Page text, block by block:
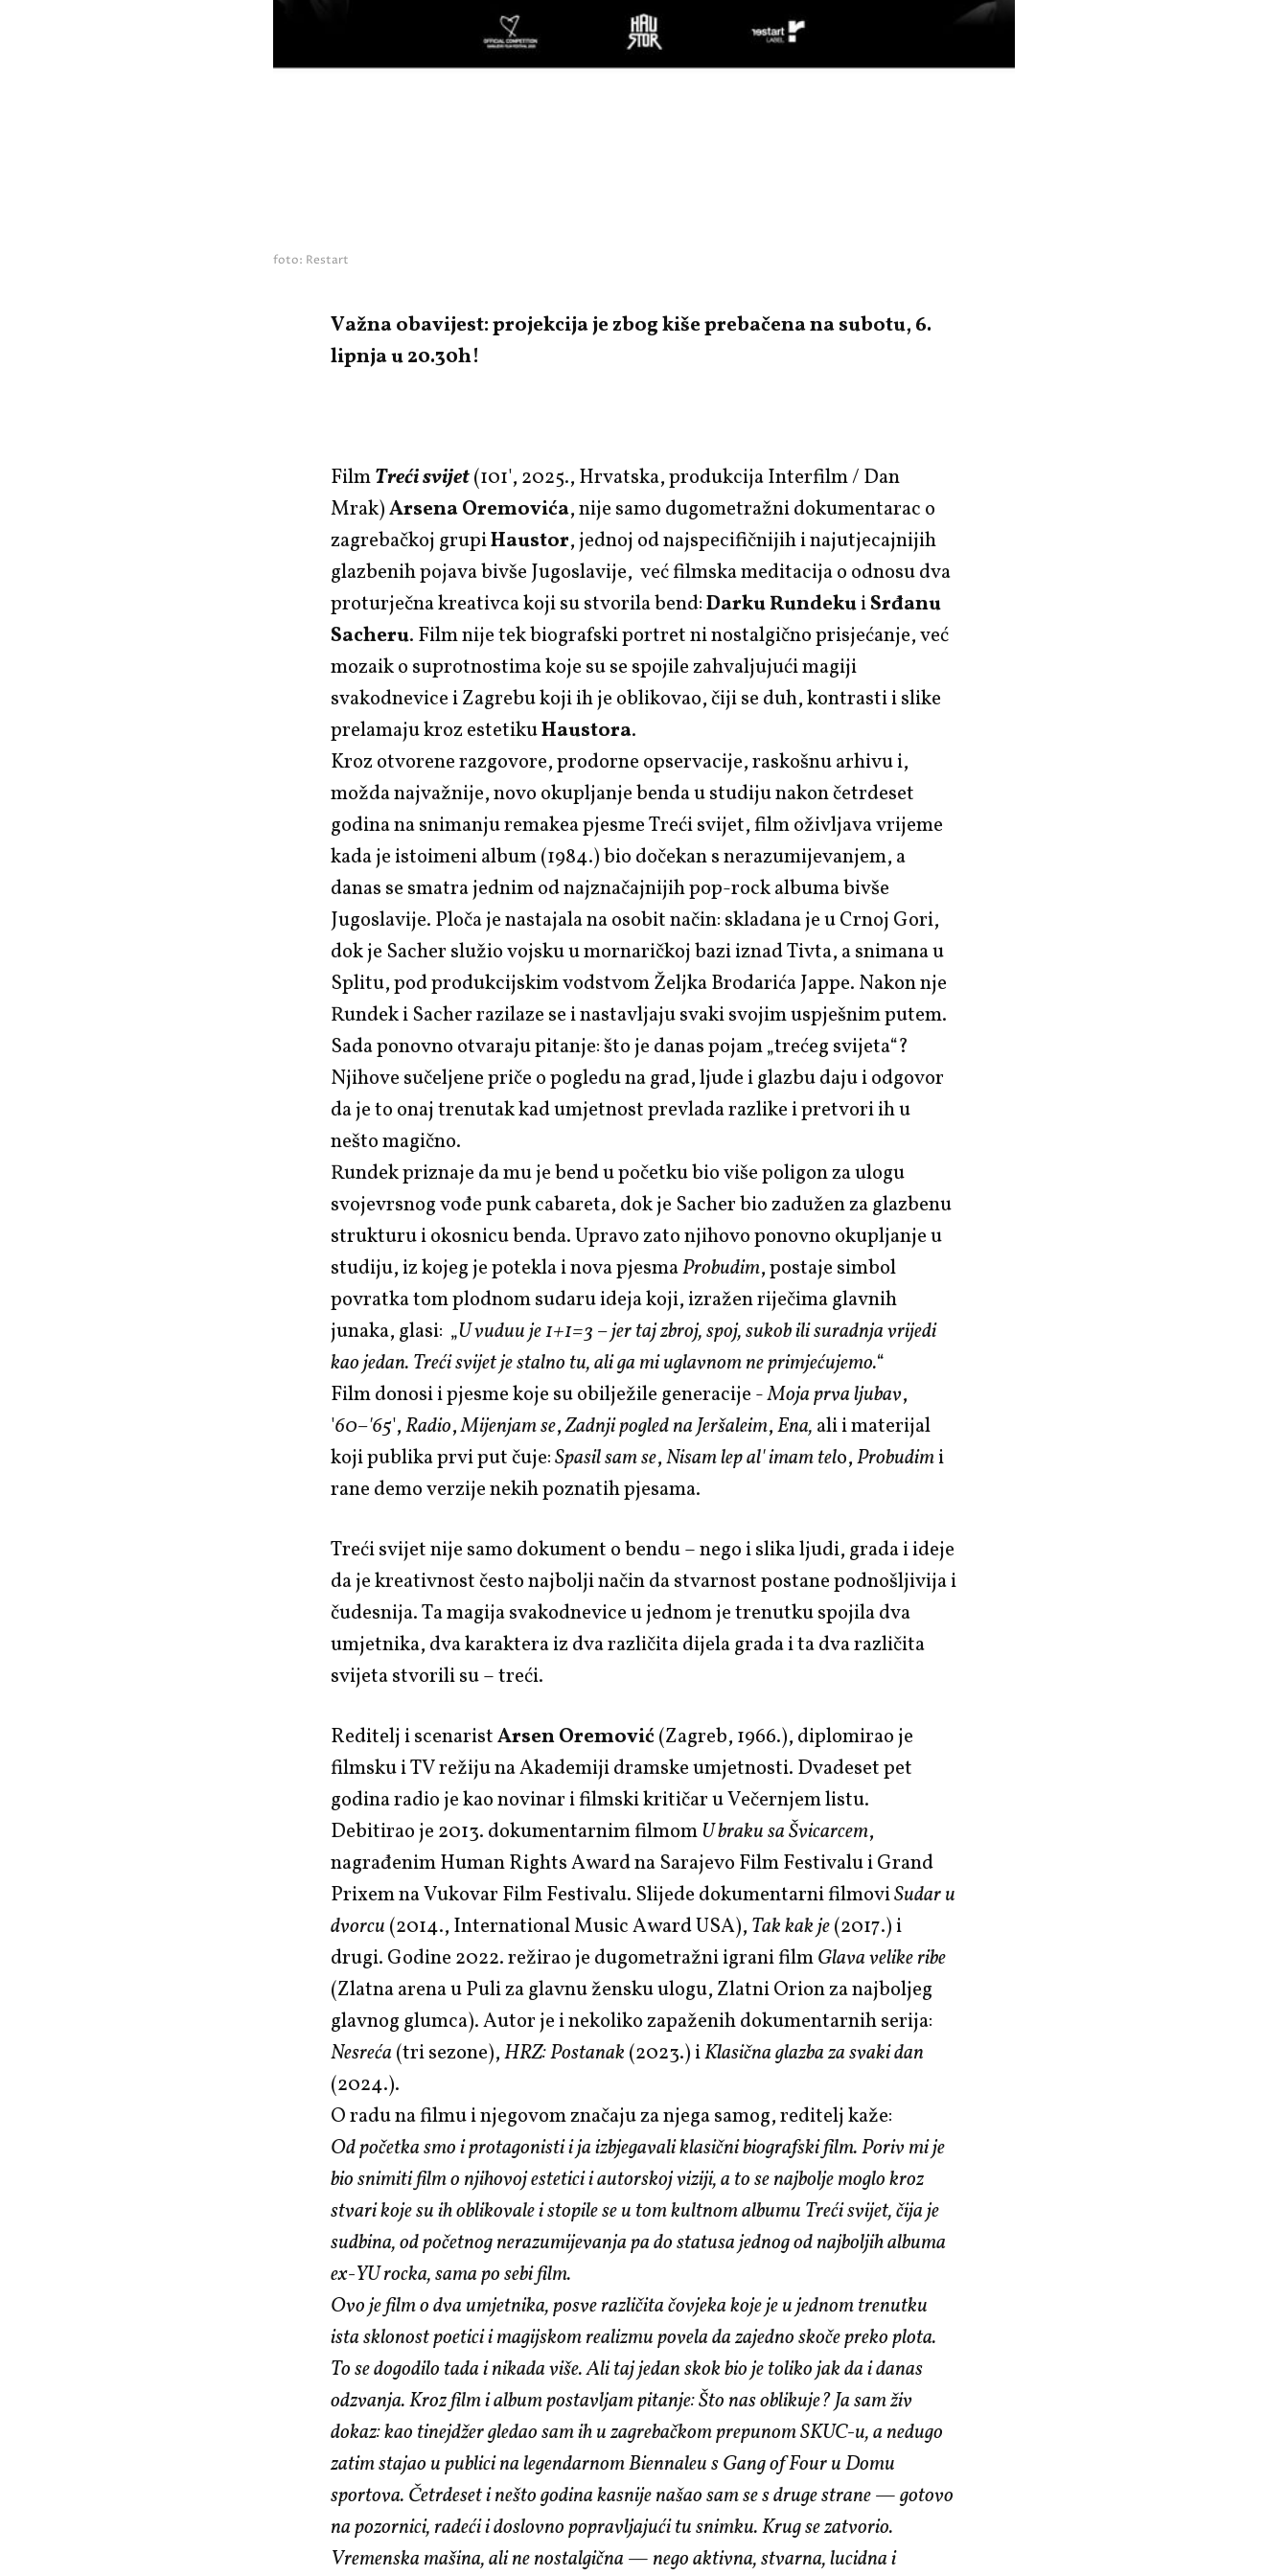
foto: Restart
Važna obavijest: projekcija je zbog kiše prebačena na subotu, 6.
lipnja u 20.30h!
FilmTreći svijet(101', 2025., Hrvatska, produkcija Interfilm / Dan
Mrak)Arsena Oremovića, nije samo dugometražni dokumentarac o
zagrebačkoj grupiHaustor, jednoj od najspecifičnijih i najutjecajnijih
glazbenih pojava bivše Jugoslavije, već filmska meditacija o odnosu dva
proturječna kreativca koji su stvorila bend:Darku RundekuiSrđanu
Sacheru. Film nije tek biografski portret ni nostalgično prisjećanje, već
mozaik o suprotnostima koje su se spojile zahvaljujući magiji
svakodnevice i Zagrebu koji ih je oblikovao, čiji se duh, kontrasti i slike
prelamaju kroz estetikuHaustora.
Kroz otvorene razgovore, prodorne opservacije, raskošnu arhivu i,
možda najvažnije, novo okupljanje benda u studiju nakon četrdeset
godina na snimanju remakea pjesme Treći svijet, film oživljava vrijeme
kada je istoimeni album (1984.) bio dočekan s nerazumijevanjem, a
danas se smatra jednim od najznačajnijih pop-rock albuma bivše
Jugoslavije. Ploča je nastajala na osobit način: skladana je u Crnoj Gori,
dok je Sacher služio vojsku u mornaričkoj bazi iznad Tivta, a snimana u
Splitu, pod produkcijskim vodstvom Željka Brodarića Jappe. Nakon nje
Rundek i Sacher razilaze se i nastavljaju svaki svojim uspješnim putem.
Sada ponovno otvaraju pitanje: što je danas pojam „trećeg svijeta“?
Njihove sučeljene priče o pogledu na grad, ljude i glazbu daju i odgovor
da je to onaj trenutak kad umjetnost prevlada razlike i pretvori ih u
nešto magično.
Rundek priznaje da mu je bend u početku bio više poligon za ulogu
svojevrsnog vođe punk cabareta, dok je Sacher bio zadužen za glazbenu
strukturu i okosnicu benda. Upravo zato njihovo ponovno okupljanje u
studiju, iz kojeg je potekla i nova pjesmaProbudim, postaje simbol
povratka tom plodnom sudaru ideja koji, izražen riječima glavnih
junaka, glasi: „U vuduu je 1+1=3 – jer taj zbroj, spoj, sukob ili suradnja vrijedi
kao jedan. Treći svijet je stalno tu, ali ga mi uglavnom ne primjećujemo.“
Film donosi i pjesme koje su obilježile generacije -Moja prva ljubav,
'60–'65',Radio,Mijenjam se,Zadnji pogled na Jeršaleim,Ena, ali i materijal
koji publika prvi put čuje:Spasil sam se,Nisam lep al' imam telo,Probudimi
rane demo verzije nekih poznatih pjesama.
Treći svijet nije samo dokument o bendu – nego i slika ljudi, grada i ideje
da je kreativnost često najbolji način da stvarnost postane podnošljivija i
čudesnija. Ta magija svakodnevice u jednom je trenutku spojila dva
umjetnika, dva karaktera iz dva različita dijela grada i ta dva različita
svijeta stvorili su – treći.
Reditelj i scenaristArsen Oremović(Zagreb, 1966.), diplomirao je
filmsku i TV režiju na Akademiji dramske umjetnosti. Dvadeset pet
godina radio je kao novinar i filmski kritičar u Večernjem listu.
Debitirao je 2013. dokumentarnim filmom U braku sa Švicarcem,
nagrađenim Human Rights Award na Sarajevo Film Festivalu i Grand
Prixem na Vukovar Film Festivalu. Slijede dokumentarni filmoviSudar u
dvorcu (2014., International Music Award USA), Tak kak je(2017.) i
drugi. Godine 2022. režirao je dugometražni igrani filmGlava velike ribe
(Zlatna arena u Puli za glavnu žensku ulogu, Zlatni Orion za najboljeg
glavnog glumca). Autor je i nekoliko zapaženih dokumentarnih serija:
Nesreća(tri sezone),HRZ: Postanak (2023.) iKlasična glazba za svaki dan
(2024.).
O radu na filmu i njegovom značaju za njega samog, reditelj kaže:
Od početka smo i protagonisti i ja izbjegavali klasični biografski film. Poriv mi je
bio snimiti film o njihovoj estetici i autorskoj viziji, a to se najbolje moglo kroz
stvari koje su ih oblikovale i stopile se u tom kultnom albumu Treći svijet, čija je
sudbina, od početnog nerazumijevanja pa do statusa jednog od najboljih albuma
ex-YU rocka, sama po sebi film.
Ovo je film o dva umjetnika, posve različita čovjeka koje je u jednom trenutku
ista sklonost poetici i magijskom realizmu povela da zajedno skoče preko plota.
To se dogodilo tada i nikada više. Ali taj jedan skok bio je toliko jak da i danas
odzvanja.Kroz film i album postavljam pitanje: Što nas oblikuje? Ja sam živ
dokaz: kao tinejdžer gledao sam ih u zagrebačkom prepunom SKUC-u, a nedugo
zatim stajao u publici na legendarnom Biennaleu s Gang of Four u Domu
sportova. Četrdeset i nešto godina kasnije našao sam se s druge strane — gotovo
na pozornici, radeći i doslovno popravljajući tu snimku. Krug se zatvorio.
Vremenska mašina, ali ne nostalgična — nego aktivna, stvarna, lucidna i